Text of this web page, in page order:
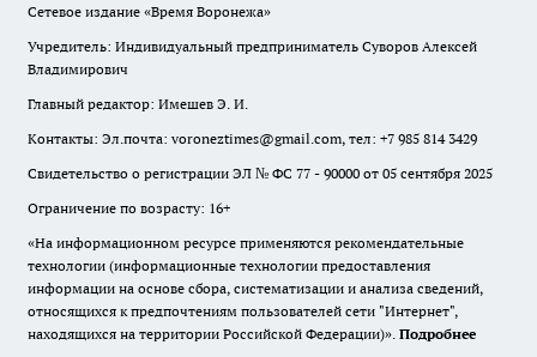
Сетевое издание «Время Воронежа»
Учредитель: Индивидуальный предприниматель Суворов Алексей
Владимирович
Главный редактор: Имешев Э. И.
Контакты: Эл.почта: voroneztimes@gmail.com, тел: +7 985 814 3429
Свидетельство о регистрации ЭЛ № ФС 77 - 90000 от 05 сентября 2025
Ограничение по возрасту: 16+
«На информационном ресурсе применяются рекомендательные
технологии (информационные технологии предоставления
информации на основе сбора, систематизации и анализа сведений,
относящихся к предпочтениям пользователей сети "Интернет",
находящихся на территории Российской Федерации)». Подробнее